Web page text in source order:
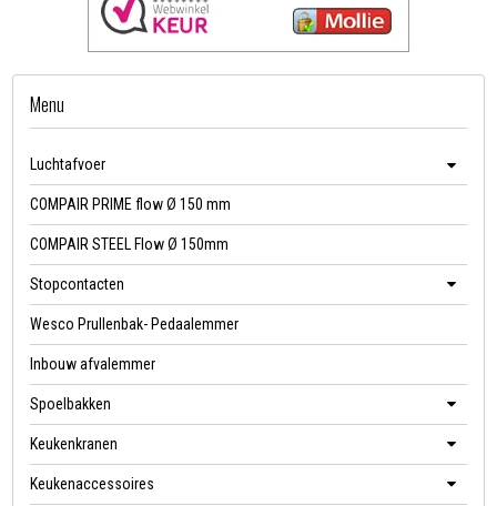
Menu
Luchtafvoer
COMPAIR PRIME flow Ø 150 mm
COMPAIR STEEL Flow Ø 150mm
Stopcontacten
Wesco Prullenbak- Pedaalemmer
Inbouw afvalemmer
Spoelbakken
Keukenkranen
Keukenaccessoires